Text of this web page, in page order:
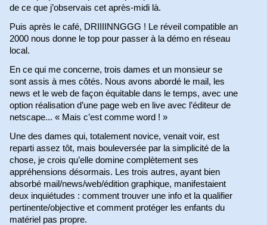
de ce que j’observais cet après-midi là.
Puis après le café, DRIIIINNGGG ! Le réveil compatible an
2000 nous donne le top pour passer à la démo en réseau
local.
En ce qui me concerne, trois dames et un monsieur se
sont assis à mes côtés. Nous avons abordé le mail, les
news et le web de façon équitable dans le temps, avec une
option réalisation d’une page web en live avec l’éditeur de
netscape... « Mais c’est comme word ! »
Une des dames qui, totalement novice, venait voir, est
reparti assez tôt, mais bouleversée par la simplicité de la
chose, je crois qu’elle domine complètement ses
appréhensions désormais. Les trois autres, ayant bien
absorbé mail/news/web/édition graphique, manifestaient
deux inquiétudes : comment trouver une info et la qualifier
pertinente/objective et comment protéger les enfants du
matériel pas propre.